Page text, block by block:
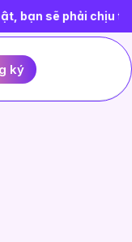
bộ trách nhiệm
ký